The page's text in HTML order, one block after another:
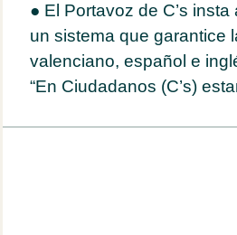
● El Portavoz de C’s
un sistema que garantice
valenciano, español e
“En Ciudadanos (C’s)